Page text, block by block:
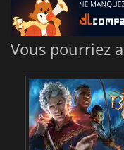
Vous pourriez